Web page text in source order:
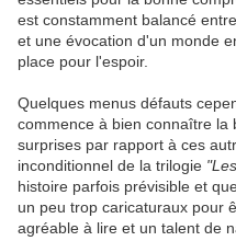
est constamment balancé
et une évocation d'un monde
place pour l'espoir.
Quelques menus défauts
commence à bien connaître la
surprises par rapport à ces
inconditionnel de la trilogie
histoire parfois prévisible et
un peu trop caricaturaux pour
agréable à lire et un talent de